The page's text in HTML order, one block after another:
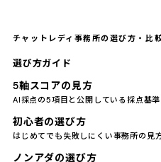
チャットレディ事務所の選び方・比
選び方ガイド
5軸スコアの見方
AI採点の5項目と公開している採点基準
初心者の選び方
はじめてでも失敗しにくい事務所の見
ノンアダの選び方